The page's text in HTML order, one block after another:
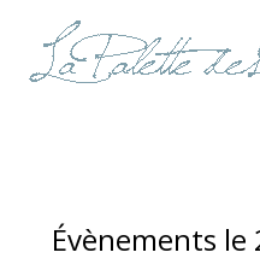
Évènements